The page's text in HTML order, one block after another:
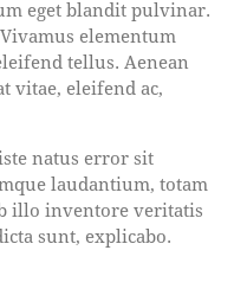
eget blandit pulvinar.
elementum
tellus. Aenean
vitae, eleifend ac,
natus error sit
laudantium, totam
illo inventore veritatis
sunt, explicabo.